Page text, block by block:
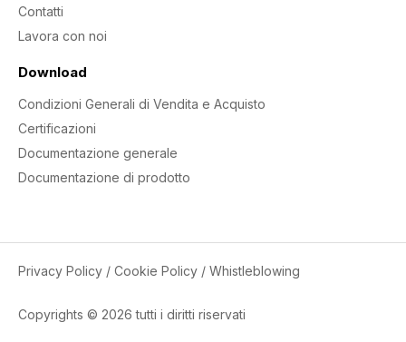
Contatti
Lavora con noi
Download
Condizioni Generali di Vendita e Acquisto
Certificazioni
Documentazione generale
Documentazione di prodotto
Privacy Policy / Cookie Policy / Whistleblowing
Copyrights © 2026 tutti i diritti riservati